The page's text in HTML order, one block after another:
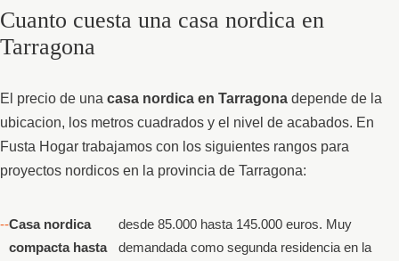
Cuanto cuesta una casa nordica en
Tarragona
El precio de una casa nordica en Tarragona depende de la
ubicacion, los metros cuadrados y el nivel de acabados. En
Fusta Hogar trabajamos con los siguientes rangos para
proyectos nordicos en la provincia de Tarragona:
Casa nordica
compacta hasta
desde 85.000 hasta 145.000 euros. Muy
demandada como segunda residencia en la